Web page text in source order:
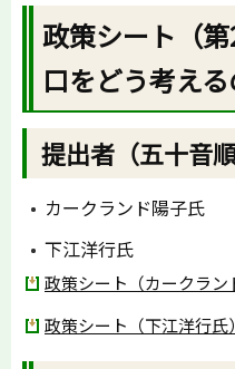
政策シート（
口をどう考える
提出者（五十音順
カークランド陽子氏
下江洋行氏
政策シート（カークラン
政策シート（下江洋行氏